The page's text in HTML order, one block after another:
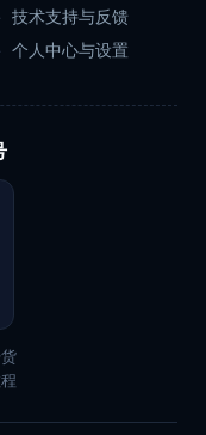
技术支持与反馈
个人中心与设置